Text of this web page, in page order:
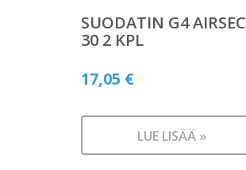
SUODATIN G4 AIRSEC
30 2 KPL
17,05 €
LUE LISÄÄ »